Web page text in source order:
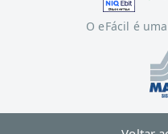
O eFácil é